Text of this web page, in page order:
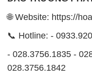
0902.765.866
📧 Email: